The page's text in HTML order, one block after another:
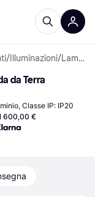
/ Illuminazioni/ Lampade da Terra
da Terra
Classe IP: IP20
600,00 €